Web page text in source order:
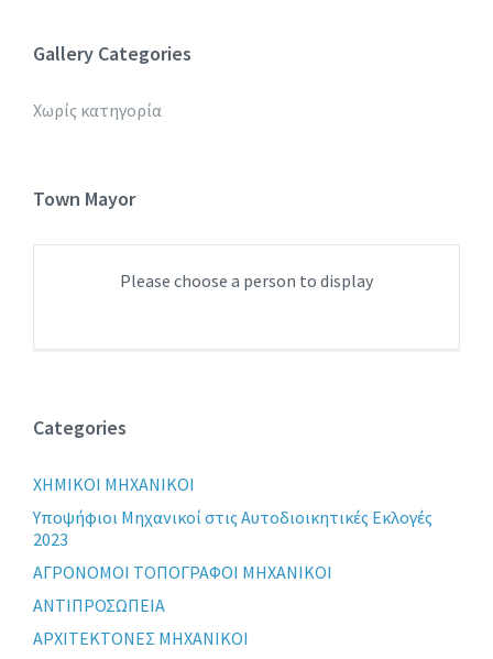
Gallery Categories
Χωρίς κατηγορία
Town Mayor
Please choose a person to display
Categories
XHMIKOI MHXANIKOI
Yποψήφιοι Μηχανικοί στις Αυτοδιοικητικές Εκλογές
2023
ΑΓΡΟΝΟΜΟΙ ΤΟΠΟΓΡΑΦΟΙ ΜΗΧΑΝΙΚΟΙ
ΑΝΤΙΠΡΟΣΩΠΕΙΑ
ΑΡΧΙΤΕΚΤΟΝΕΣ ΜΗΧΑΝΙΚΟΙ